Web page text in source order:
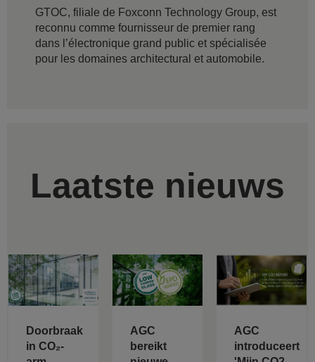
GTOC, filiale de Foxconn Technology Group, est
reconnu comme fournisseur de premier rang
dans l’électronique grand public et spécialisée
pour les domaines architectural et automobile.
Laatste nieuws
Doorbraak
in CO₂-
AGC
bereikt
AGC
introduceert